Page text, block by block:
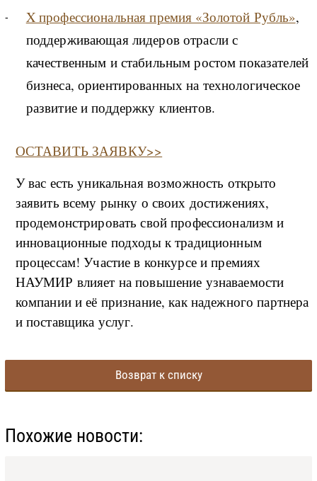
X профессиональная премия «Золотой Рубль»,
поддерживающая лидеров отрасли с
качественным и стабильным ростом показателей
бизнеса, ориентированных на технологическое
развитие и поддержку клиентов.
ОСТАВИТЬ ЗАЯВКУ>>
У вас есть уникальная возможность открыто
заявить всему рынку о своих достижениях,
продемонстрировать свой профессионализм и
инновационные подходы к традиционным
процессам! Участие в конкурсе и премиях
НАУМИР влияет на повышение узнаваемости
компании и её признание, как надежного партнера
и поставщика услуг.
Возврат к списку
Похожие новости: